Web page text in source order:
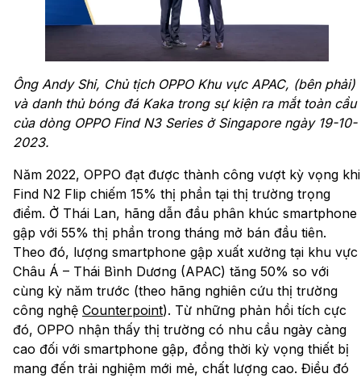
Ông Andy Shi, Chủ tịch OPPO Khu vực APAC, (bên phải)
và danh thủ bóng đá Kaka trong sự kiện ra mắt toàn cầu
của dòng OPPO Find N3 Series ở Singapore ngày 19-10-
2023.
Năm 2022, OPPO đạt được thành công vượt kỳ vọng khi
Find N2 Flip chiếm 15% thị phần tại thị trường trọng
điểm. Ở Thái Lan, hãng dẫn đầu phân khúc smartphone
gập với 55% thị phần trong tháng mở bán đầu tiên.
Theo đó, lượng smartphone gập xuất xưởng tại khu vực
Châu Á – Thái Bình Dương (APAC) tăng 50% so với
cùng kỳ năm trước (theo hãng nghiên cứu thị trường
công nghệ Counterpoint). Từ những phản hồi tích cực
đó, OPPO nhận thấy thị trường có nhu cầu ngày càng
cao đối với smartphone gập, đồng thời kỳ vọng thiết bị
mang đến trải nghiệm mới mẻ, chất lượng cao. Điều đó